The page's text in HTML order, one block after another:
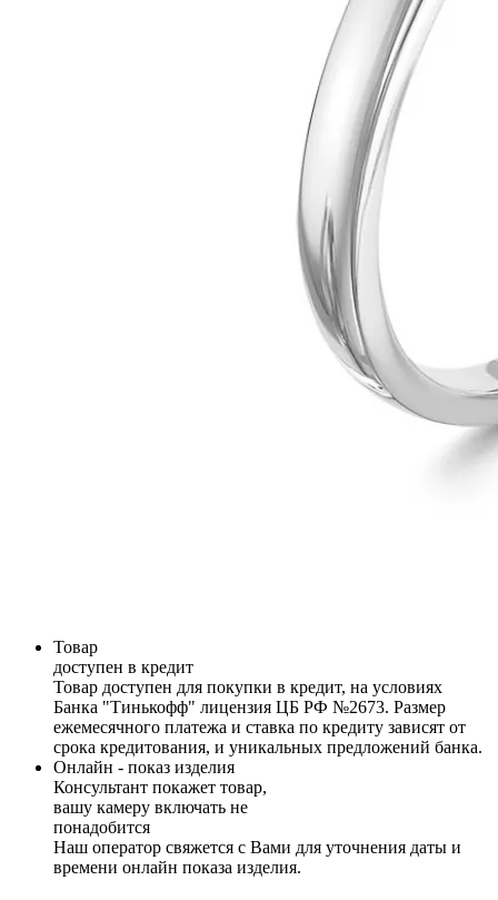
Товар
доступен в кредит
Товар доступен для покупки в кредит, на условиях
Банка "Тинькофф" лицензия ЦБ РФ №2673. Размер
ежемесячного платежа и ставка по кредиту зависят от
срока кредитования, и уникальных предложений банка.
Онлайн - показ изделия
Консультант покажет товар,
вашу камеру включать не
понадобится
Наш оператор свяжется с Вами для уточнения даты и
времени онлайн показа изделия.